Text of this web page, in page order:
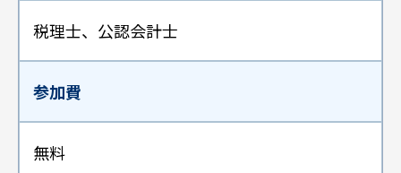
税理士、公認会計士
参加費
無料